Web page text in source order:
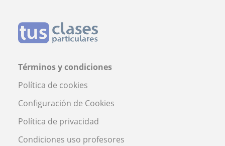
Términos y condiciones
Política de cookies
Configuración de Cookies
Política de privacidad
Condiciones uso profesores